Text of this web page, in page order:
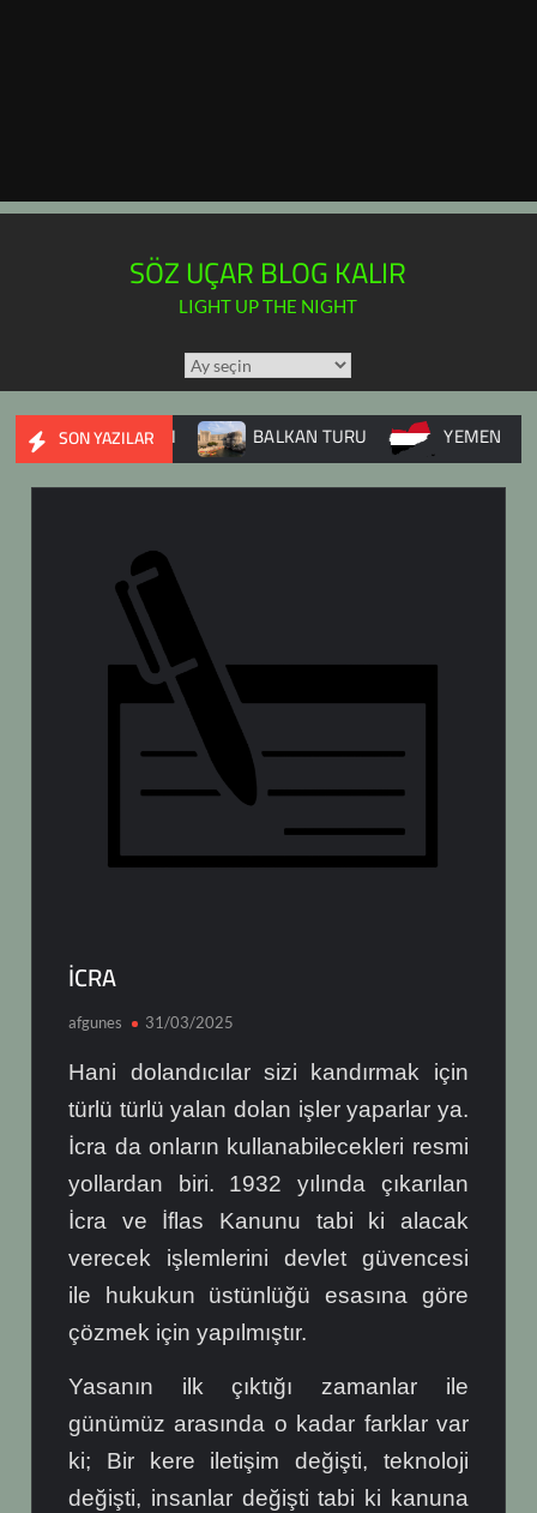
SÖZ UÇAR BLOG KALIR
LIGHT UP THE NIGHT
TÜM
YAZILAR
TAKVİMİ
SON YAZILAR
İÇ SAVAŞI BALKAN TURU YEMEN
İCRA
afgunes 31/03/2025
Hani dolandıcılar sizi kandırmak için
türlü türlü yalan dolan işler yaparlar ya.
İcra da onların kullanabilecekleri resmi
yollardan biri. 1932 yılında çıkarılan
İcra ve İflas Kanunu tabi ki alacak
verecek işlemlerini devlet güvencesi
ile hukukun üstünlüğü esasına göre
çözmek için yapılmıştır.
Yasanın ilk çıktığı zamanlar ile
günümüz arasında o kadar farklar var
ki; Bir kere iletişim değişti, teknoloji
değişti, insanlar değişti tabi ki kanuna